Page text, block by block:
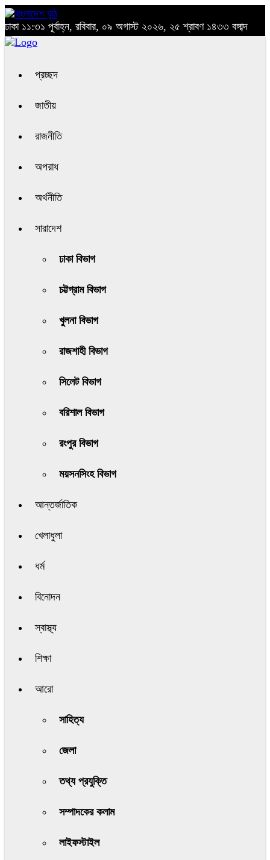
ঢাকা ১১:৩১ পূর্বাহ্ন, রবিবার, ০৯ অগাস্ট ২০২৬, ২৫ শ্রাবণ ১৪৩৩ বঙ্গাব্দ
প্রচ্ছদ
জাতীয়
রাজনীতি
অপরাধ
অর্থনীতি
সারাদেশ
ঢাকা বিভাগ
চট্টগ্রাম বিভাগ
খুলনা বিভাগ
রাজশাহী বিভাগ
সিলেট বিভাগ
বরিশাল বিভাগ
রংপুর বিভাগ
ময়সনসিংহ বিভাগ
আন্তর্জাতিক
খেলাধুলা
ধর্ম
বিনোদন
স্বাস্থ্য
শিক্ষা
আরো
সাহিত্য
জেলা
তথ্য প্রযুক্তি
সম্পাদকের কলাম
লাইফস্টাইল